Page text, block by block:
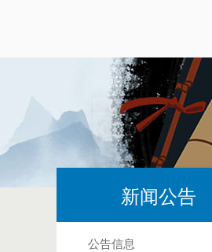
新闻公告
公告信息